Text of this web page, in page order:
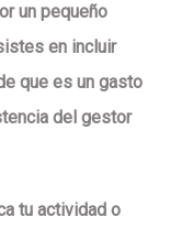
un pequeño
en incluir
que es un gasto
del gestor
tu actividad o